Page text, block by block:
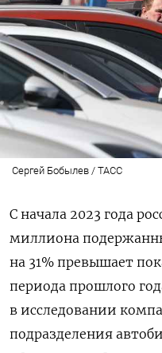
Сергей Бобылев / ТАСС
С начала 2023 года
миллиона
на 31% превышает
периода прошлого
в исследовании
подразделения